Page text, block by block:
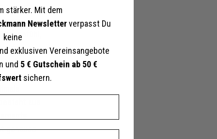
letzten
aufs
schneller
aus
genauso
stärker. Mit dem
Newsletterverpasst Du
keine
exklusiven Vereinsangebote
und 5 € Gutschein ab 50 €
sichern.